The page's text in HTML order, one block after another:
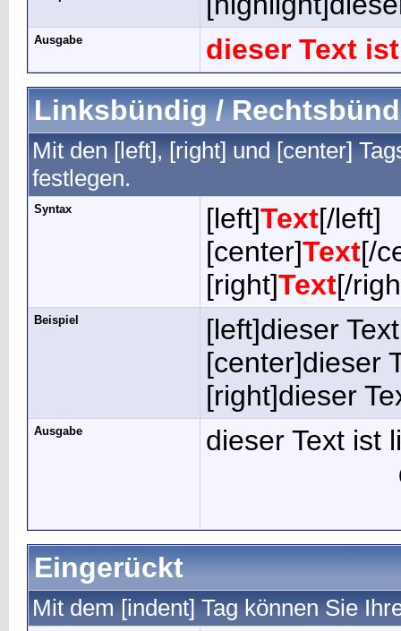
Ausgabe
dieser Text
Linksbündig /
Mit den [left], [right] und [center]
festlegen.
Syntax [left]Text[/left]
[center]Text[/
[right]Text[/
Beispiel
[left]dieser
[center]dieser
[right]dieser
Ausgabe
dieser Text ist
Eingerückt
Mit dem [indent] Tag können Sie